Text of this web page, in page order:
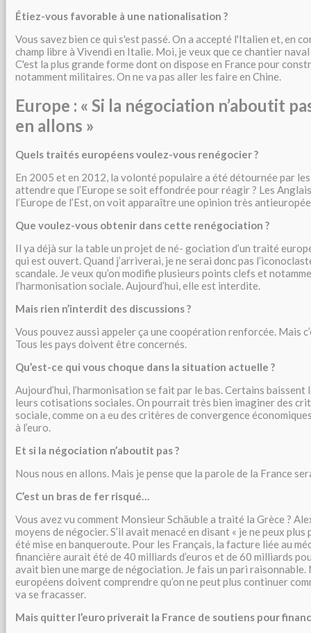
Étiez-vous favorable à une nationalisation ?
Vous savez bien ce qui s'est passé. On a accepté l'Italien et, en
champ libre à Vivendi en Italie. Moi, je veux que ce chantier
C'est la plus grande forme dont on dispose en France pour
notamment militaires. On ne va pas aller les faire en Chine.
Europe : « Si la négociation n’aboutit
en allons »
Quels traités européens voulez-vous renégocier ?
En 2005 et en 2012, la volonté populaire a été détournée par
attendre que l’Europe se soit effondrée pour réagir ? Les
l’Europe de l’Est, on voit apparaître une opinion très
Que voulez-vous obtenir dans cette renégociation ?
Il ya déjà sur la table un projet de né- gociation d’un traité
qui est ouvert. Quand j’arriverai, je ne serai donc pas
scandale. Je veux qu’on modifie plusieurs points clefs et
l’harmonisation sociale. Aujourd’hui, elle est interdite.
Mais rien n’interdit des discussions ?
Vous pouvez aussi appeler ça une coopération renforcée. Mais
Tous les pays doivent être concernés.
Qu’est-ce qui vous choque dans la situation actuelle ?
Aujourd’hui, l’harmonisation se fait par le bas. Certains baissent
leurs cotisations sociales. On pourrait très bien imaginer des
sociale, comme on a eu des critères de convergence
à l’euro.
Et si la négociation n’aboutit pas ?
Nous nous en allons. Mais je pense que la parole de la France
C’est un bras de fer risqué…
Vous avez vu comment Monsieur Schäuble a traité la Grèce ?
moyens de négocier. S’il avait menacé en disant « je ne peux
été mise en banqueroute. Pour les Français, la facture liée au
financière aurait été de 40 milliards d’euros et de 60 milliards
avait bien une marge de négociation. Je fais un pari
européens doivent comprendre qu’on ne peut plus continuer
va se fracasser.
Mais quitter l’euro priverait la France de soutiens pour